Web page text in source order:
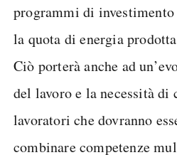
programmi di
la quota di energia
Ciò porterà anche ad
del lavoro e la necessità di
lavoratori che dovranno
combinare competenze